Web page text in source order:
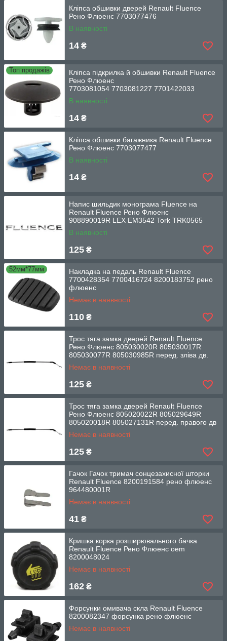
Кліпса обшивки дверей Renault Fluence
Рено Флюенс 7703077476
В наявності
14 ₴
Топ продажів
Кліпса підкрилка й обшивки Renault Fluence
Рено Флюенс
7703081054 7703081227 7701422033
В наявності
14 ₴
Кліпса обшивки багажника Renault Fluence
Рено Флюенс 7703077477
В наявності
14 ₴
Напис шильдик монограма Fluence на
Renault Fluence Рено Флюенс
908890019R LEX EM3542 Tork TRK0565
В наявності
125 ₴
52мм*77мм
Накладка на педаль Renault Fluence
7700428354 7700416724 8200183752 рено
флюенс
Немає в наявності
110 ₴
Трос тяга замка дверей Renault Fluence
Рено Флюенс 805030020R 805030017R
805030077R 805030985R перед. зліва дв.
Немає в наявності
125 ₴
Трос тяга замка дверей Renault Fluence
Рено Флюенс 805020022R 805029649R
805020018R 805027131R перед. правого дв
Немає в наявності
125 ₴
Гачок Гачок тримач сонцезахисної шторки
Renault Fluence 8200191584 рено флюенс
964480001R
Немає в наявності
41 ₴
Кришка корка розширювального бачка
Renault Fluence Рено Флюенс oem
8200048024
Немає в наявності
162 ₴
Форсунки омивача скла Renault Fluence
8200082347 форсунка рено флюенс
Немає в наявності